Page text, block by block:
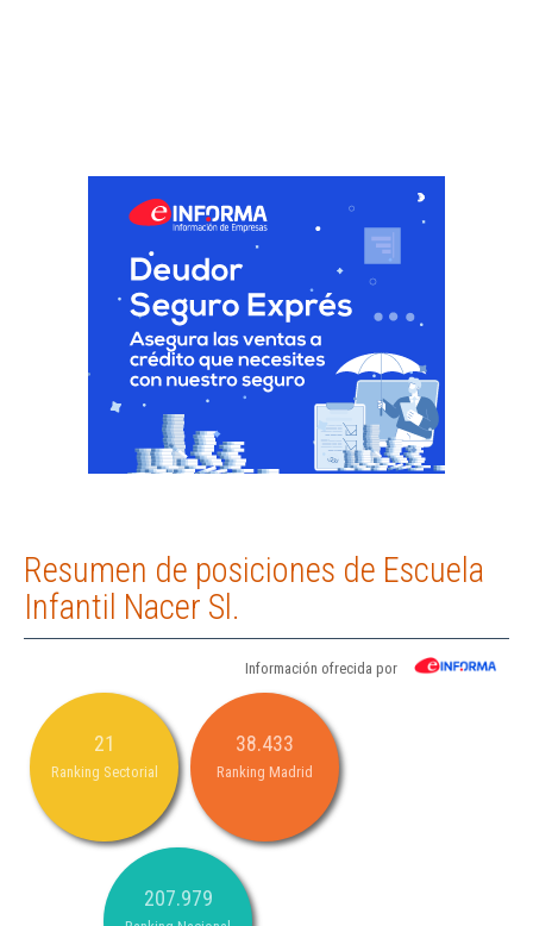
Resumen de posiciones de Escuela
Infantil Nacer Sl.
Información ofrecida por
21
Ranking Sectorial
38.433
Ranking Madrid
207.979